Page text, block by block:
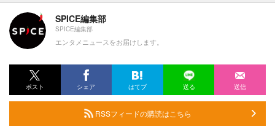
SPICE編集部
SPICE編集部
エンタメニュースをお届けします。
ポスト シェア はてブ 送る 送信
RSSフィードの購読はこちら